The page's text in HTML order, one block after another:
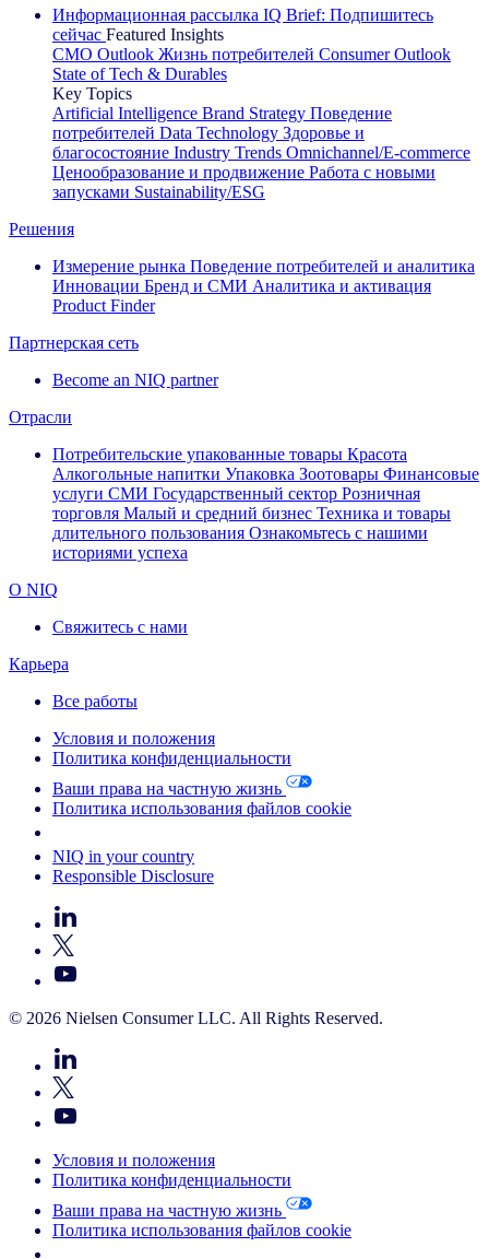
Информационная рассылка IQ Brief: Подпишитесь
сейчас Featured Insights
CMO Outlook Жизнь потребителей Consumer Outlook
State of Tech & Durables
Key Topics
Artificial Intelligence Brand Strategy Поведение
потребителей Data Technology Здоровье и
благосостояние Industry Trends Omnichannel/E-commerce
Ценообразование и продвижение Работа с новыми
запусками Sustainability/ESG
Решения
Измерение рынка Поведение потребителей и аналитика
Инновации Бренд и СМИ Аналитика и активация
Product Finder
Партнерская сеть
Become an NIQ partner
Отрасли
Потребительские упакованные товары Красота
Алкогольные напитки Упаковка Зоотовары Финансовые
услуги СМИ Государственный сектор Розничная
торговля Малый и средний бизнес Техника и товары
длительного пользования Ознакомьтесь с нашими
историями успеха
О NIQ
Свяжитесь с нами
Карьера
Все работы
Условия и положения
Политика конфиденциальности
Ваши права на частную жизнь
Политика использования файлов cookie
NIQ in your country
Responsible Disclosure
© 2026 Nielsen Consumer LLC. All Rights Reserved.
Условия и положения
Политика конфиденциальности
Ваши права на частную жизнь
Политика использования файлов cookie